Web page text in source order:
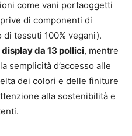
come vani portaoggetti
di componenti di
di tessuti 100% vegani).
display da 13 pollici, mentre
semplicità d’accesso alle
dei colori e delle finiture
alla sostenibilità e